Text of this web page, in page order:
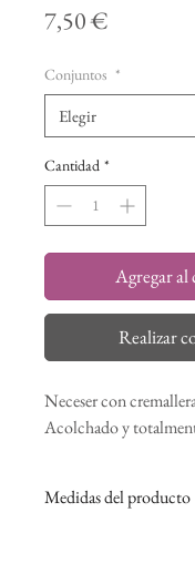
7,50 €
Conjuntos *
Cantidad *
Agregar al
Realizar
Neceser con
Acolchado y
Medidas del producto